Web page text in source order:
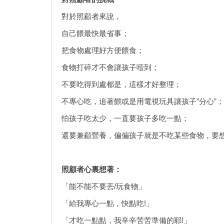
對於照顧者來說，
自己餵最快最省事；
把食物處理好方便餵食；
食物打碎才不會讓孩子噎到；
不要吃得到處都是，這樣才好整理；
不專心吃，追著餵或是用電視玩具讓孩子”分心”；
怕孩子吃太少，一直要孩子多吃一點；
還要兼顧營養，偏偏孩子就是不吃某些食物，要
照顧者心裏想著：
「能不能不要丟/玩食物」
「給我專心一點，快點吃!」
「才吃一點點，我辛辛苦苦準備的耶!」